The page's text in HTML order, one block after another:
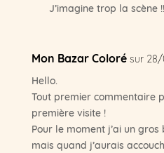
J’imagine trop la scène !!
Mon Bazar Coloré sur 28/
Hello.
Tout premier commentaire
première visite !
Pour le moment j’ai un
mais quand j’aurais